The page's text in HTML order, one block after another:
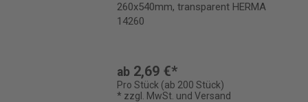
260x540mm, transparent HERMA
14260
ab 2,69 €*
Pro Stück (ab 200 Stück)
* zzgl. MwSt. und Versand